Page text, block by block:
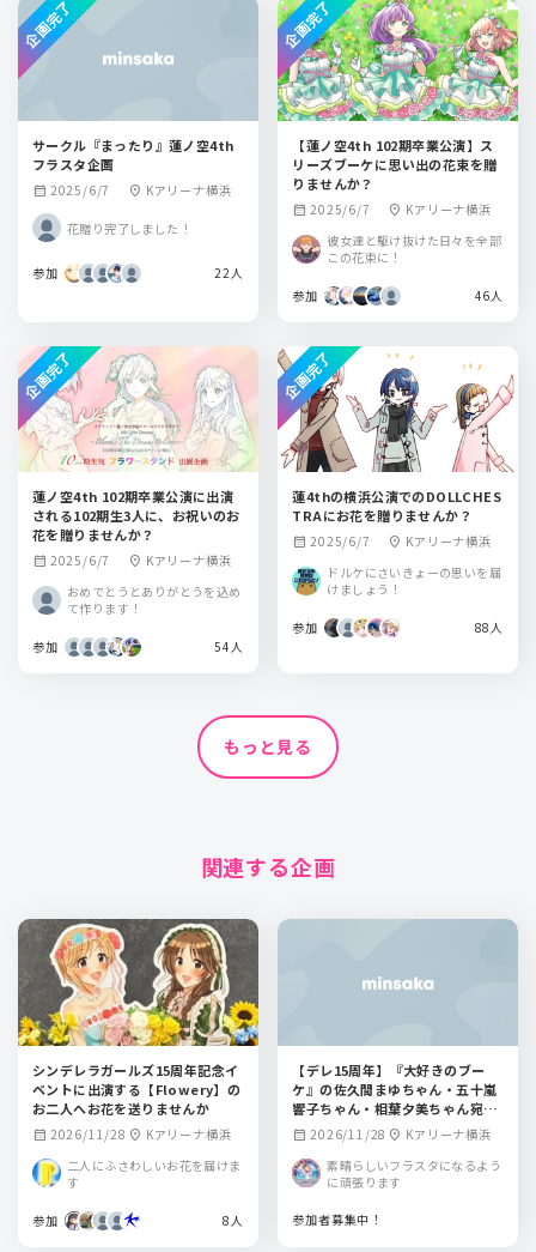
サークル『まったり』蓮ノ空4th
フラスタ企画
calendar_month 2025/6/7 location_on Kアリーナ横浜
花贈り完了しました！
参加 22人
企画完了
【蓮ノ空4th 102期卒業公演】ス
リーズブーケに思い出の花束を贈
りませんか？
calendar_month 2025/6/7 location_on Kアリーナ横浜
彼女達と駆け抜けた日々を全部
この花束に！
参加 46人
企画完了
蓮ノ空4th 102期卒業公演に出演
される102期生3人に、お祝いのお
花を贈りませんか？
calendar_month 2025/6/7 location_on Kアリーナ横浜
おめでとうとありがとうを込め
て作ります！
参加 54人
企画完了
蓮4thの横浜公演でのDOLLCHES
TRAにお花を贈りませんか？
calendar_month 2025/6/7 location_on Kアリーナ横浜
ドルケにさいきょーの思いを届
けましょう！
参加 88人
企画完了
もっと見る
関連する企画
シンデレラガールズ15周年記念イ
ベントに出演する【Flowery】の
お二人へお花を送りませんか
calendar_month 2026/11/28 location_on Kアリーナ横浜
二人にふさわしいお花を届けま
す
参加 8人
【デレ15周年】『大好きのブー
ケ』の佐久間まゆちゃん・五十嵐
響子ちゃん・相葉夕美ちゃん宛フ
ラワースタンド企画【CG総選挙】
calendar_month 2026/11/28 location_on Kアリーナ横浜
素晴らしいフラスタになるよう
に頑張ります
参加者募集中！